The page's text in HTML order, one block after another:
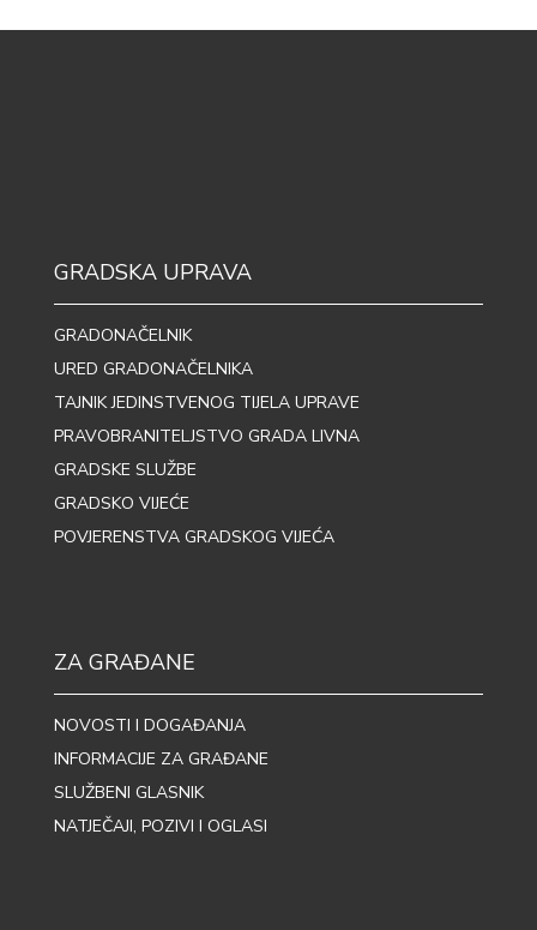
GRADSKA UPRAVA
GRADONAČELNIK
URED GRADONAČELNIKA
TAJNIK JEDINSTVENOG TIJELA UPRAVE
PRAVOBRANITELJSTVO GRADA LIVNA
GRADSKE SLUŽBE
GRADSKO VIJEĆE
POVJERENSTVA GRADSKOG VIJEĆA
ZA GRAĐANE
NOVOSTI I DOGAĐANJA
INFORMACIJE ZA GRAĐANE
SLUŽBENI GLASNIK
NATJEČAJI, POZIVI I OGLASI